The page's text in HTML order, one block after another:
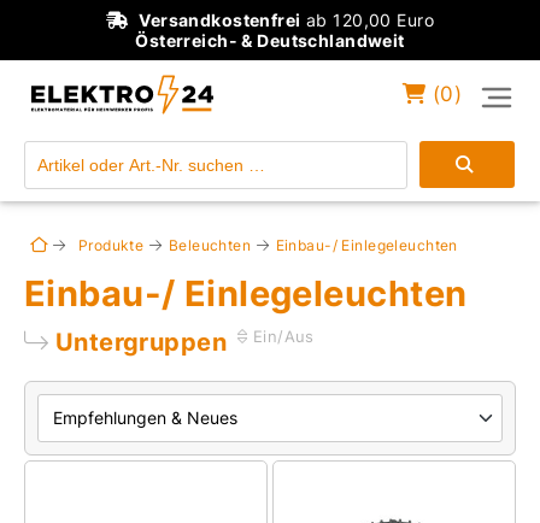
Versandkostenfrei ab 120,00 Euro
Österreich- & Deutschlandweit
Einloggen
(0)
Produkte Beleuchten Einbau-/ Einlegeleuchten
Einbau-/ Einlegeleuchten
Untergruppen Ein/Aus